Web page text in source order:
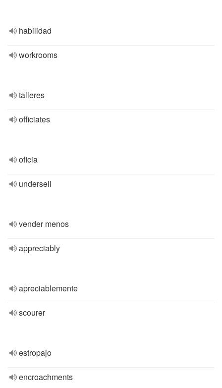
habilidad
workrooms
talleres
officiates
oficia
undersell
vender menos
appreciably
apreciablemente
scourer
estropajo
encroachments